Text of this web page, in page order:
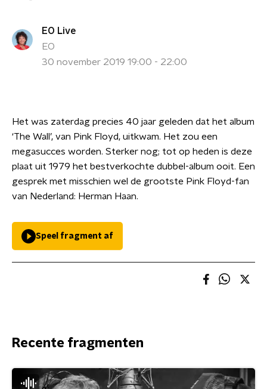
EO Live
EO
30 november 2019 19:00 - 22:00
Het was zaterdag precies 40 jaar geleden dat het album
‘The Wall’, van Pink Floyd, uitkwam. Het zou een
megasucces worden. Sterker nog; tot op heden is deze
plaat uit 1979 het bestverkochte dubbel-album ooit. Een
gesprek met misschien wel de grootste Pink Floyd-fan
van Nederland: Herman Haan.
Speel fragment af
Recente fragmenten